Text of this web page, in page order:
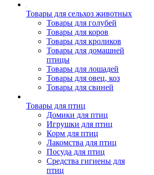
Товары для сельхоз животных
Товары для голубей
Товары для коров
Товары для кроликов
Товары для домашней
птицы
Товары для лошадей
Товары для овец, коз
Товары для свиней
Товары для птиц
Домики для птиц
Игрушки для птиц
Корм для птиц
Лакомства для птиц
Посуда для птиц
Средства гигиены для
птиц